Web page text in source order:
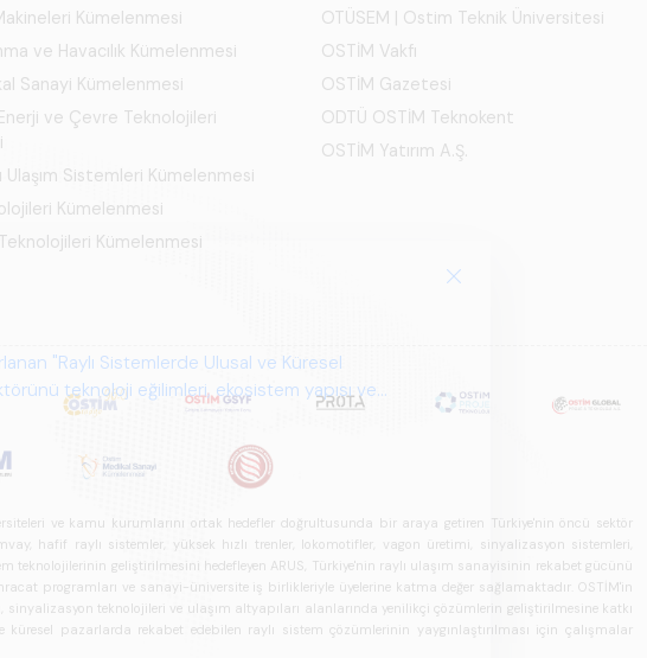
Kümelenmesi
ve Havacılık Kümelenmesi
Sanayi Kümelenmesi
ve Çevre Teknolojileri
Ulaşım Sistemleri Kümelenmesi
Kümelenmesi
Kümelenmesi
OTÜSEM | Ostim Teknik Üniversitesi
OSTİM Vakfı
OSTİM Gazetesi
ODTÜ OSTİM Teknokent
OSTİM Yatırım A.Ş.
ve kamu kurumlarını ortak hedefler doğrultusunda bir araya getiren Türkiye'nin öncü sektör
hafif raylı sistemler, yüksek hızlı trenler, lokomotifler, vagon üretimi, sinyalizasyon sistemleri,
geliştirilmesini hedefleyen ARUS, Türkiye'nin raylı ulaşım sanayisinin rekabet gücünü
programları ve sanayi-üniversite iş birlikleriyle üyelerine katma değer sağlamaktadır. OSTİM'in
teknolojileri ve ulaşım altyapıları alanlarında yenilikçi çözümlerin geliştirilmesine katkı
pazarlarda rekabet edebilen raylı sistem çözümlerinin yaygınlaştırılması için çalışmalar